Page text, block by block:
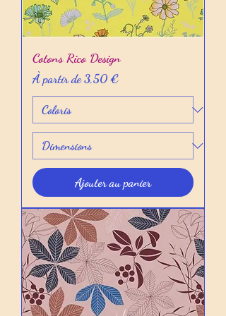
Cotons Rico Design
À partir de3,50 €
Prix promotionnel
Ajouter au panier